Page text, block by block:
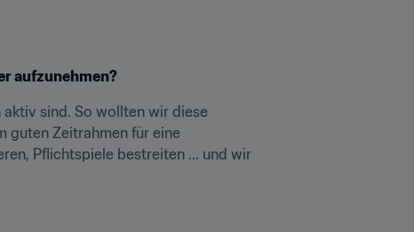
aufzunehmen?
sind. So wollten wir diese
guten Zeitrahmen für eine
Pflichtspiele bestreiten ... und wir